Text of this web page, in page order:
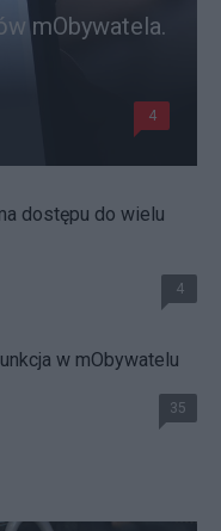
mObywatela.
4
dostępu do wielu
4
w mObywatelu
35